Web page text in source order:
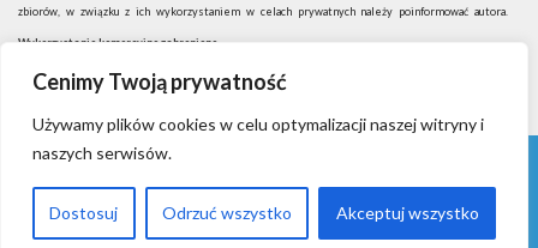
Cenimy Twoją prywatność
Używamy plików cookies w celu optymalizacji naszej witryny i
naszych serwisów.
Dostosuj Odrzuć wszystko Akceptuj wszystko
zbiorów, w związku z ich wykorzystaniem w celach prywatnych należy poinformować autora.
Wykorzystanie komercyjne zabronione.
Zaporczycy. Encyklopedia internetowa 2026